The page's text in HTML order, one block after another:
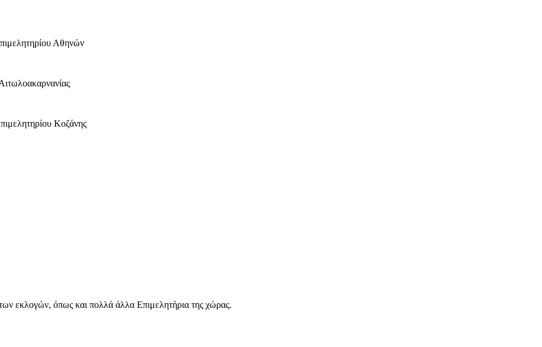
Αθηνών
Κοζάνης
εκλογών, όπως και πολλά άλλα Επιμελητήρια της χώρας.